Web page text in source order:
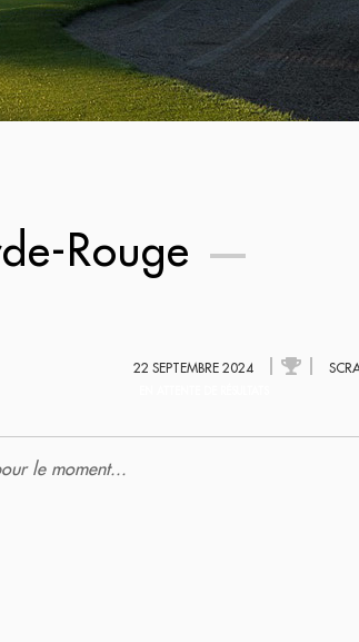
Rouge
22 SEPTEMBRE 2024
le moment...